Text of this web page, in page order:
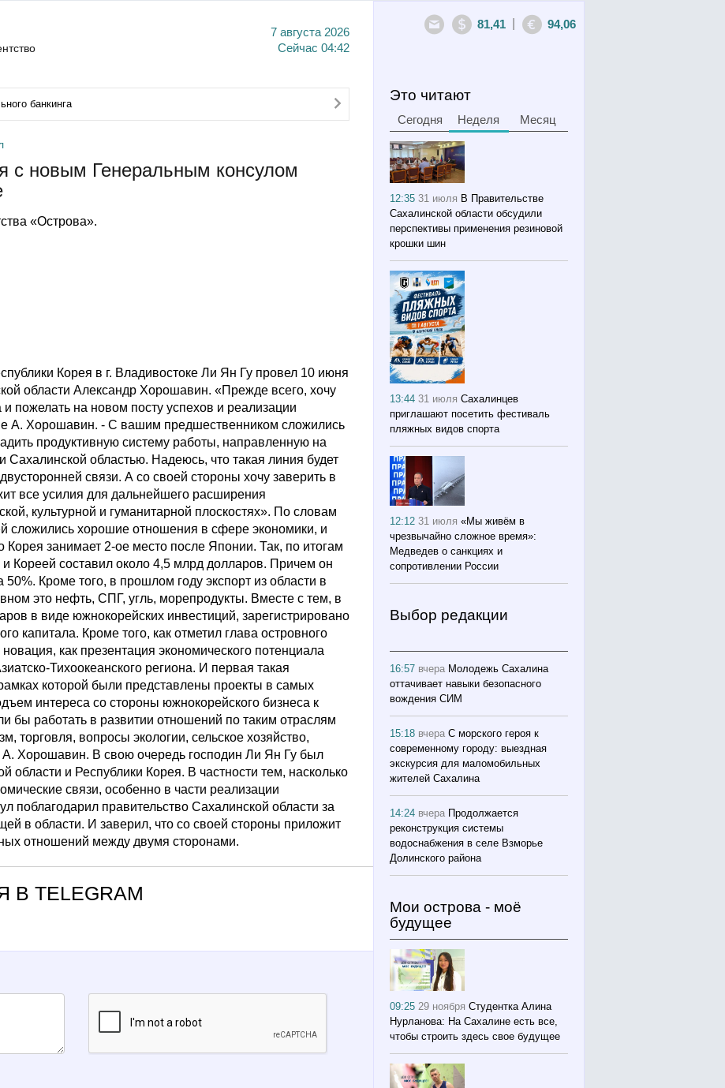
7 августа 2026
Сейчас 04:42
81,41 94,06
банкинга
с новым Генеральным консулом
«Острова».
Корея в г. Владивостоке Ли Ян Гу провел 10 июня
области Александр Хорошавин. «Прежде всего, хочу
пожелать на новом посту успехов и реализации
А. Хорошавин. - С вашим предшественником сложились
продуктивную систему работы, направленную на
Сахалинской областью. Надеюсь, что такая линия будет
связи. А со своей стороны хочу заверить в
все усилия для дальнейшего расширения
культурной и гуманитарной плоскостях». По словам
хорошие отношения в сфере экономики, и
Корея занимает 2-ое место после Японии. Так, по итогам
Кореей составил около 4,5 млрд долларов. Причем он
Кроме того, в прошлом году экспорт из области в
это нефть, СПГ, угль, морепродукты. Вместе с тем, в
в виде южнокорейских инвестиций, зарегистрировано
капитала. Кроме того, как отметил глава островного
как презентация экономического потенциала
Тихоокеанского региона. И первая такая
которой были представлены проекты в самых
интереса со стороны южнокорейского бизнеса к
бы работать в развитии отношений по таким отраслям
торговля, вопросы экологии, сельское хозяйство,
Хорошавин. В свою очередь господин Ли Ян Гу был
области и Республики Корея. В частности тем, насколько
связи, особенно в части реализации
поблагодарил правительство Сахалинской области за
в области. И заверил, что со своей стороны приложит
отношений между двумя сторонами.
TELEGRAM
Это читают
Сегодня Неделя Месяц
12:3531 июля В Правительстве
Сахалинской области обсудили
перспективы применения резиновой
крошки шин
13:4431 июля Сахалинцев
приглашают посетить фестиваль
пляжных видов спорта
12:1231 июля «Мы живём в
чрезвычайно сложное время»:
Медведев о санкциях и
сопротивлении России
Выбор редакции
16:57 вчера Молодежь Сахалина
оттачивает навыки безопасного
вождения СИМ
15:18 вчера С морского героя к
современному городу: выездная
экскурсия для маломобильных
жителей Сахалина
14:24 вчера Продолжается
реконструкция системы
водоснабжения в селе Взморье
Долинского района
Мои острова - моё
будущее
09:2529 ноября Студентка Алина
Нурланова: На Сахалине есть все,
чтобы строить здесь свое будущее